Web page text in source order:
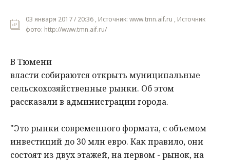
03 января 2017 / 20:36 , Источник: www.tmn.aif.ru , Источник
фото: http://www.tmn.aif.ru/
В Тюмени
власти собираются открыть муниципальные
сельскохозяйственные рынки. Об этом
рассказали в администрации города.
"Это рынки современного формата, с объемом
инвестиций до 30 млн евро. Как правило, они
состоят из двух этажей, на первом - рынок, на